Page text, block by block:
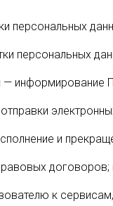
персональных
персональных
— информирование
и
договоров;
к